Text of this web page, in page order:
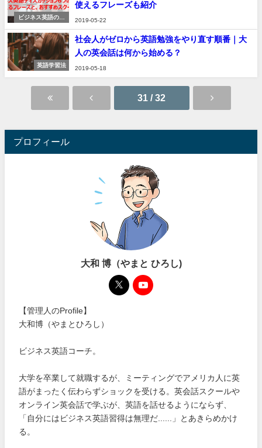
ビジネス英語のコ
使えるフレーズも紹介
2019-05-22
英語学習法
社会人がゼロから英語勉強をやり直す順番｜大
人の英会話は何から始める？
2019-05-18
31 / 32
プロフィール
大和 博（やまと ひろし)
【管理人のProfile】
大和博（やまとひろし）
ビジネス英語コーチ。
大学を卒業して就職するが、ミーティングでアメリカ人に英
語がまったく伝わらずショックを受ける。英会話スクールや
オンライン英会話で学ぶが、英語を話せるようにならず、
「自分にはビジネス英語習得は無理だ......」とあきらめかけ
る。